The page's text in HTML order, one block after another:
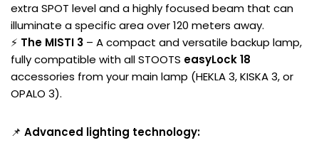
extra SPOT level and a highly focused beam that can
illuminate a specific area over 120 meters away.
⚡ The MISTI 3 – A compact and versatile backup lamp,
fully compatible with all STOOTS easyLock 18
accessories from your main lamp (HEKLA 3, KISKA 3, or
OPALO 3).
📌 Advanced lighting technology: